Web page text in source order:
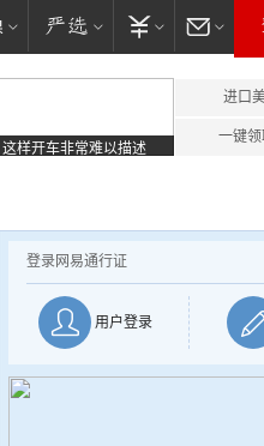
这样开车非常难以描述
进口
一键领
登录网易通行证
用户登录